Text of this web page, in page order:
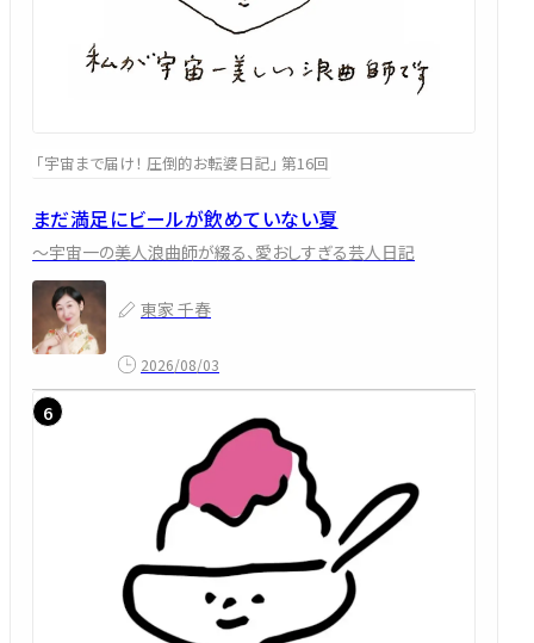
「宇宙まで届け！ 圧倒的お転婆日記」 第16回
まだ満足にビールが飲めていない夏
～宇宙一の美人浪曲師が綴る、愛おしすぎる芸人日記
東家 千春
2026/08/03